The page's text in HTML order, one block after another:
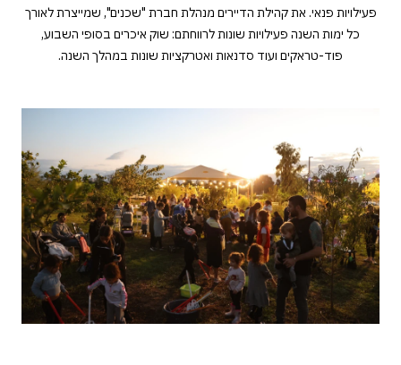
פעילויות פנאי. את קהילת הדיירים מנהלת חברת "שכנים", שמייצרת לאורך
כל ימות השנה פעילויות שונות לרווחתם: שוק איכרים בסופי השבוע,
פוד-טראקים ועוד סדנאות ואטרקציות שונות במהלך השנה.